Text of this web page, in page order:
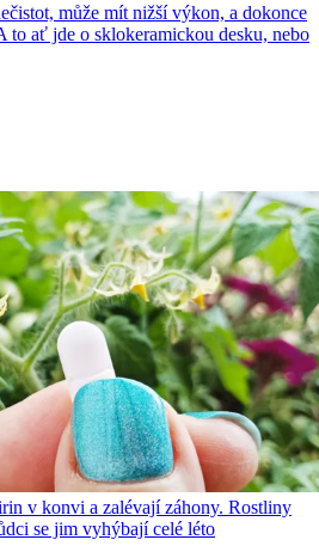
může mít nižší výkon, a dokonce
to ať jde o sklokeramickou desku, nebo
v konvi a zalévají záhony. Rostliny
se jim vyhýbají celé léto